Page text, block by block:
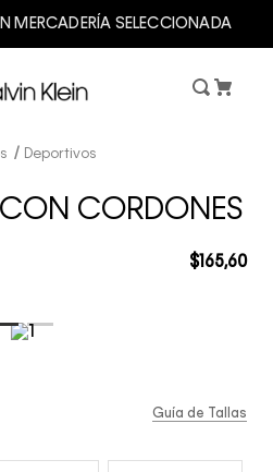
MERCADERÍA SELECCIONADA
Deportivos
CORDONES
$165,60
Guía de Tallas